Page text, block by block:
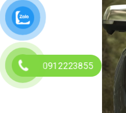
0912223855